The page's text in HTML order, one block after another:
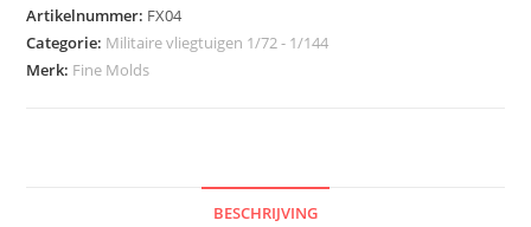
Artikelnummer: FX04
Categorie: Militaire vliegtuigen 1/72 - 1/144
Merk: Fine Molds
BESCHRIJVING